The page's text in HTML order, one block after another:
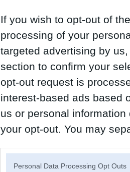
If you wish to opt-out of
processing of your
targeted advertising by
section to confirm your
opt-out request is
interest-based ads based
us or personal
your opt-out. You may
Personal Data Processing Opt Outs